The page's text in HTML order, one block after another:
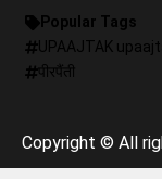
Popular Tags
UPAAJTAK
पीरपैंती
Copyright © All